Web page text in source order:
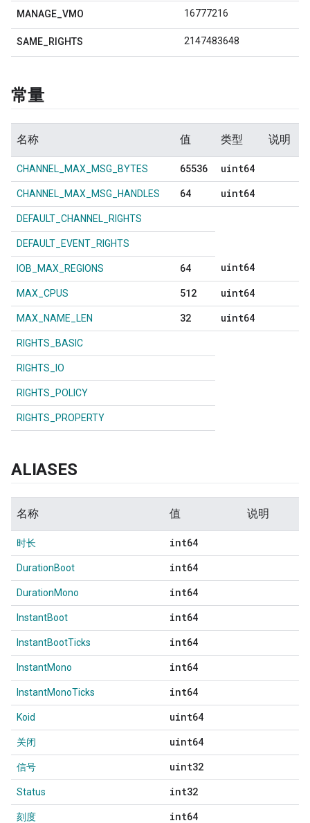
MANAGE VMO 16777216
SAME RIGHTS 2147483648
常量
名称 值 类型 说明
CHANNEL_MAX_MSG_BYTES 65536 uint64
CHANNEL_MAX_MSG_HANDLES 64 uint64
DEFAULT_CHANNEL_RIGHTS
DEFAULT_EVENT_RIGHTS
IOB_MAX_REGIONS 64 uint64
MAX_CPUS 512 uint64
MAX_NAME_LEN 32 uint64
RIGHTS_BASIC
RIGHTS_IO
RIGHTS_POLICY
RIGHTS_PROPERTY
ALIASES
名称 值 说明
时长 int64
DurationBoot int64
DurationMono int64
InstantBoot int64
InstantBootTicks int64
InstantMono int64
InstantMonoTicks int64
Koid uint64
关闭 uint64
信号 uint32
Status int32
刻度 int64